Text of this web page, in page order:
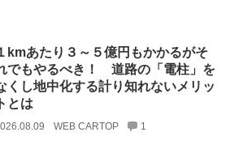
kmあたり３～５億円もかかるがそ
でもやるべき！ 道路の「電柱」を
くし地中化する計り知れないメリッ
トとは
WEB CARTOP 1